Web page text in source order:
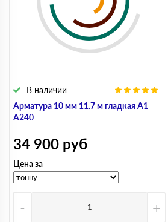
Арматура 10 мм 11.7 м гладкая А1
А240
В наличии
34 900 руб
Цена за
- +